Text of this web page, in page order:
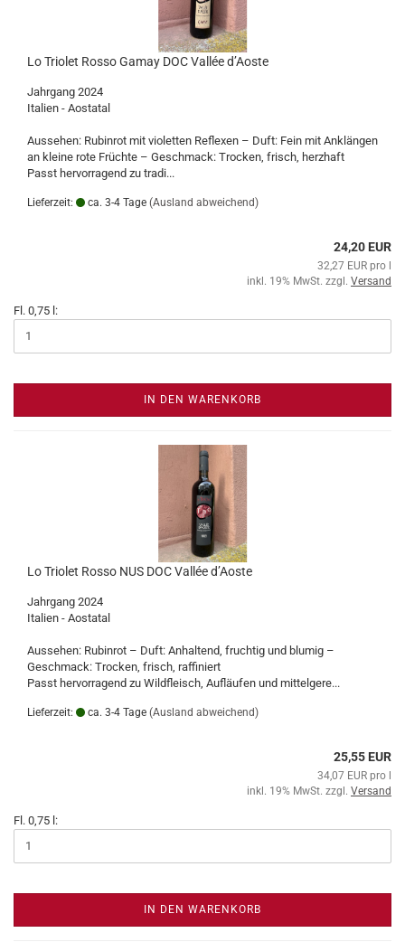
Lo Triolet Rosso Gamay DOC Vallée d’Aoste
Jahrgang 2024
Italien - Aostatal
Aussehen: Rubinrot mit violetten Reflexen – Duft: Fein mit Anklängen
an kleine rote Früchte – Geschmack: Trocken, frisch, herzhaft
Passt hervorragend zu tradi...
Lieferzeit: ca. 3-4 Tage (Ausland abweichend)
24,20 EUR
32,27 EUR pro l
inkl. 19% MwSt. zzgl. Versand
Fl. 0,75 l:
IN DEN WARENKORB
Lo Triolet Rosso NUS DOC Vallée d’Aoste
Jahrgang 2024
Italien - Aostatal
Aussehen: Rubinrot – Duft: Anhaltend, fruchtig und blumig –
Geschmack: Trocken, frisch, raffiniert
Passt hervorragend zu Wildfleisch, Aufläufen und mittelgere...
Lieferzeit: ca. 3-4 Tage (Ausland abweichend)
25,55 EUR
34,07 EUR pro l
inkl. 19% MwSt. zzgl. Versand
Fl. 0,75 l:
IN DEN WARENKORB